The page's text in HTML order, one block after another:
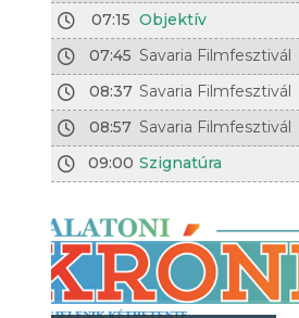
07:15 Objektív
07:45 Savaria Filmfesztivál
08:37 Savaria Filmfesztivál
08:57 Savaria Filmfesztivál
09:00 Szignatúra